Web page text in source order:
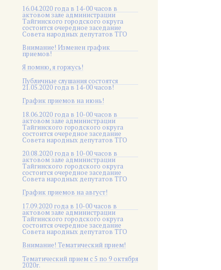
16.04.2020 года в 14-00 часов в
актовом зале администрации
Тайгинского городского округа
состоится очередное заседание
Совета народных депутатов ТГО
Внимание! Изменен график
приемов!
Я помню, я горжусь!
Публичные слушания состоятся
21.05.2020 года в 14-00 часов!
График приемов на июнь!
18.06.2020 года в 10-00 часов в
актовом зале администрации
Тайгинского городского округа
состоится очередное заседание
Совета народных депутатов ТГО
20.08.2020 года в 10-00 часов в
актовом зале администрации
Тайгинского городского округа
состоится очередное заседание
Совета народных депутатов ТГО
График приемов на август!
17.09.2020 года в 10-00 часов в
актовом зале администрации
Тайгинского городского округа
состоится очередное заседание
Совета народных депутатов ТГО
Внимание! Тематический прием!
Тематический прием с 5 по 9 октября
2020г.